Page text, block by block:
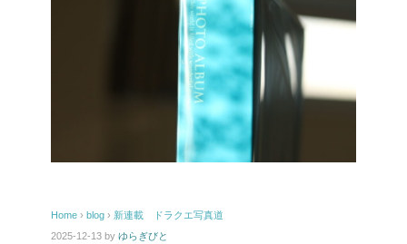
Home › blog › 新連載 ドラクエ写真道
2025-12-13 by ゆらぎびと